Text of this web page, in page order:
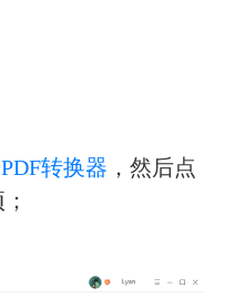
转换器 ，然后点